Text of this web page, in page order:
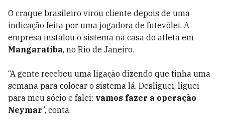
O craque brasileiro virou cliente depois de uma
indicação feita por uma jogadora de futevôlei. A
empresa instalou o sistema na casa do atleta em
Mangaratiba, no Rio de Janeiro.
“A gente recebeu uma ligação dizendo que tinha uma
semana para colocar o sistema lá. Desliguei, liguei
para meu sócio e falei: vamos fazer a operação
Neymar”, conta.